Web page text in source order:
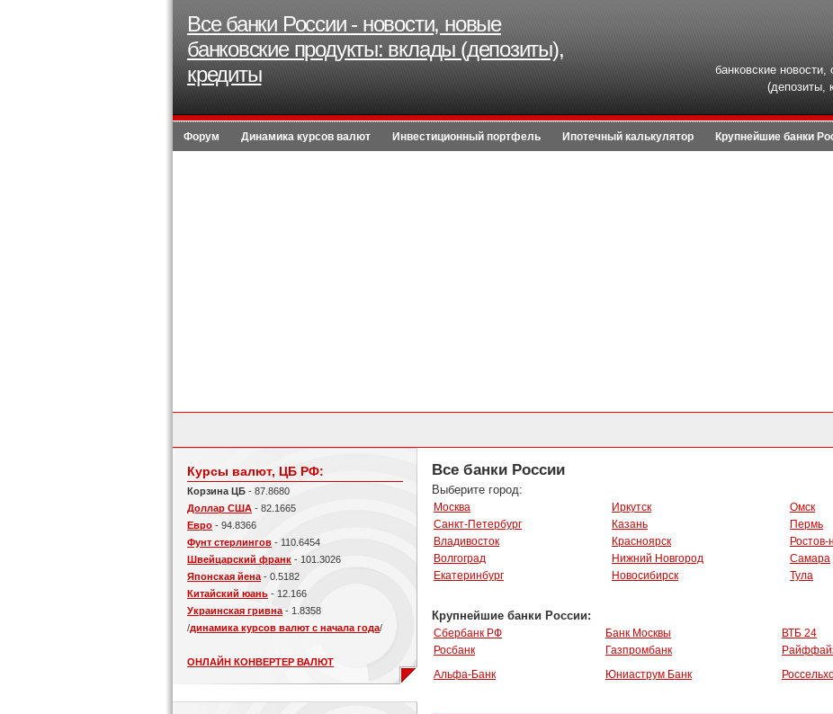
Все банки России - новости, новые
банковские продукты: вклады (депозиты),
кредиты
банковские новости,
(депозиты,
Форум Динамика курсов валют Инвестиционный портфель Ипотечный калькулятор Крупнейшие банки
Курсы валют, ЦБ РФ:
Корзина ЦБ - 87.8680
Доллар США - 82.1665
Евро - 94.8366
Фунт стерлингов - 110.6454
Швейцарский франк - 101.3026
Японская йена - 0.5182
Китайский юань - 12.166
Украинская гривна - 1.8358
/динамика курсов валют с начала года/
ОНЛАЙН КОНВЕРТЕР ВАЛЮТ
Все банки России
Выберите город:
Москва Иркутск Омск
Санкт-Петербург
Казань Пермь
Владивосток
Красноярск Ростов-
Волгоград
Нижний Новгород Самара
Екатеринбург
Новосибирск Тула
Крупнейшие банки России:
Сбербанк РФ Банк Москвы ВТБ 24
Росбанк
Газпромбанк
Альфа-Банк Юниаструм Банк